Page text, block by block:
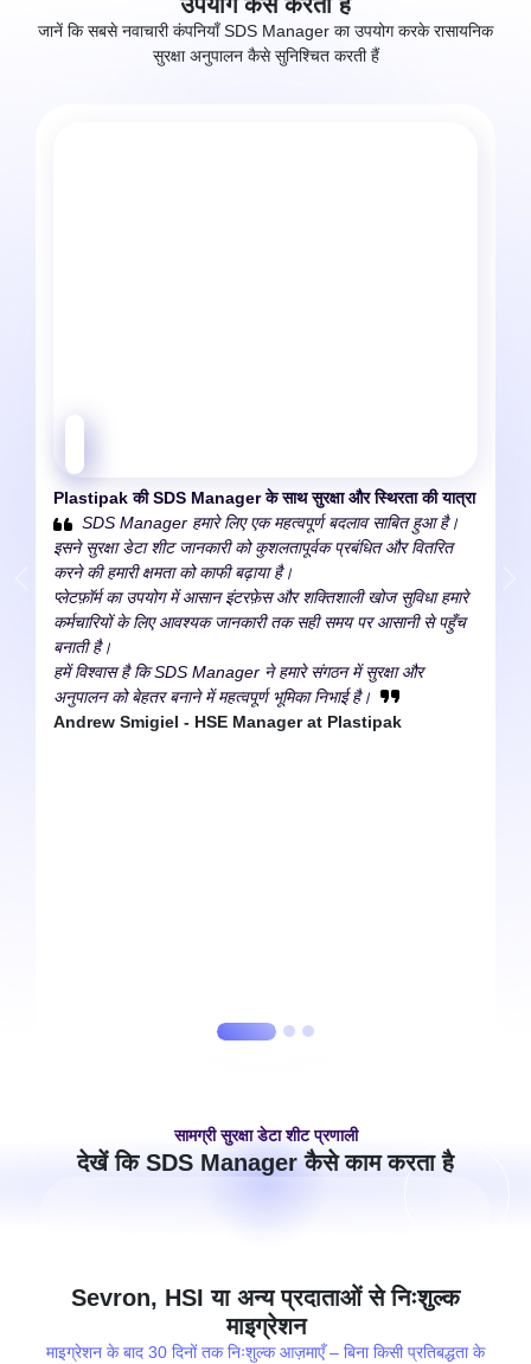
जानें कि सबसे नवाचारी कंपनियाँ SDS Manager का उपयोग करके रासायनिक
सुरक्षा अनुपालन कैसे सुनिश्चित करती हैं
Plastipak कीSDS Manager के साथ सुरक्षा और स्थिरता की यात्रा
SDS Manager हमारे लिए एक महत्वपूर्ण बदलाव साबित हुआ है।
इसने सुरक्षा डेटा शीट जानकारी को कुशलतापूर्वक प्रबंधित और वितरित
करने की हमारी क्षमता को काफी बढ़ाया है।
प्लेटफ़ॉर्म का उपयोग में आसान इंटरफ़ेस और शक्तिशाली खोज सुविधा हमारे
कर्मचारियों के लिए आवश्यक जानकारी तक सही समय पर आसानी से पहुँच
बनाती है।
हमें विश्वास है कि SDS Manager ने हमारे संगठन में सुरक्षा और
अनुपालन को बेहतर बनाने में महत्वपूर्ण भूमिका निभाई है।
Andrew Smigiel - HSE Manager at Plastipak
सामग्री सुरक्षा डेटा शीट प्रणाली
देखें कि SDS Manager कैसे काम करता है
Sevron, HSI या अन्य प्रदाताओं से निःशुल्क
माइग्रेशन
माइग्रेशन के बाद 30 दिनों तक निःशुल्क आज़माएँ – बिना किसी प्रतिबद्धता के